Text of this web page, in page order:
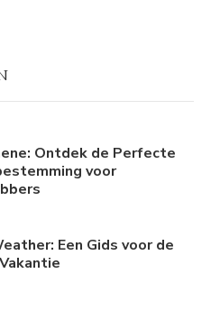
Ontdek de Perfecte
voor
Een Gids voor de